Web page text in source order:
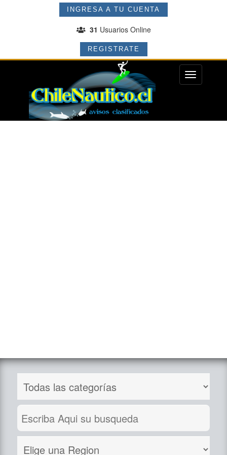
INGRESA A TU CUENTA
31 Usuarios Online
REGISTRATE
Menu